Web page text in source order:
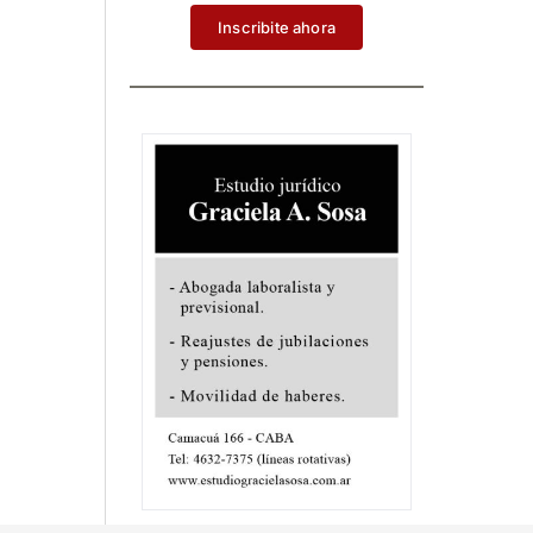
Inscribite ahora